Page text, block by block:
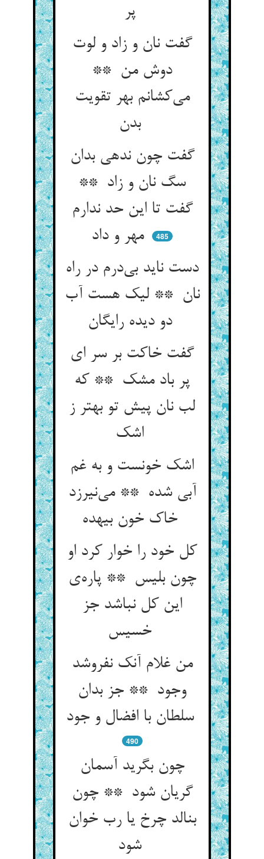
پر
گفت نان و زاد و لوت
دوش من **
می‌کشانم بهر تقویت
بدن
گفت چون ندهی بدان
سگ نان و زاد **
گفت تا این حد ندارم
مهر و داد
485
دست ناید بی‌درم در راه
نان ** لیک هست آب
دو دیده رایگان
گفت خاکت بر سر ای
پر باد مشک ** که
لب نان پیش تو بهتر ز
اشک خونست و به غم
آبی شده ** می‌نیرزد
کل خود را خوار کرد او
چون بلیس ** پاره‌ی
این کل نباشد جز
من غلام آنک نفروشد
وجود ** جز بدان
سلطان با افضال و جود
490
چون بگرید آسمان
گریان شود ** چون
بنالد چرخ یا رب خوان
شود